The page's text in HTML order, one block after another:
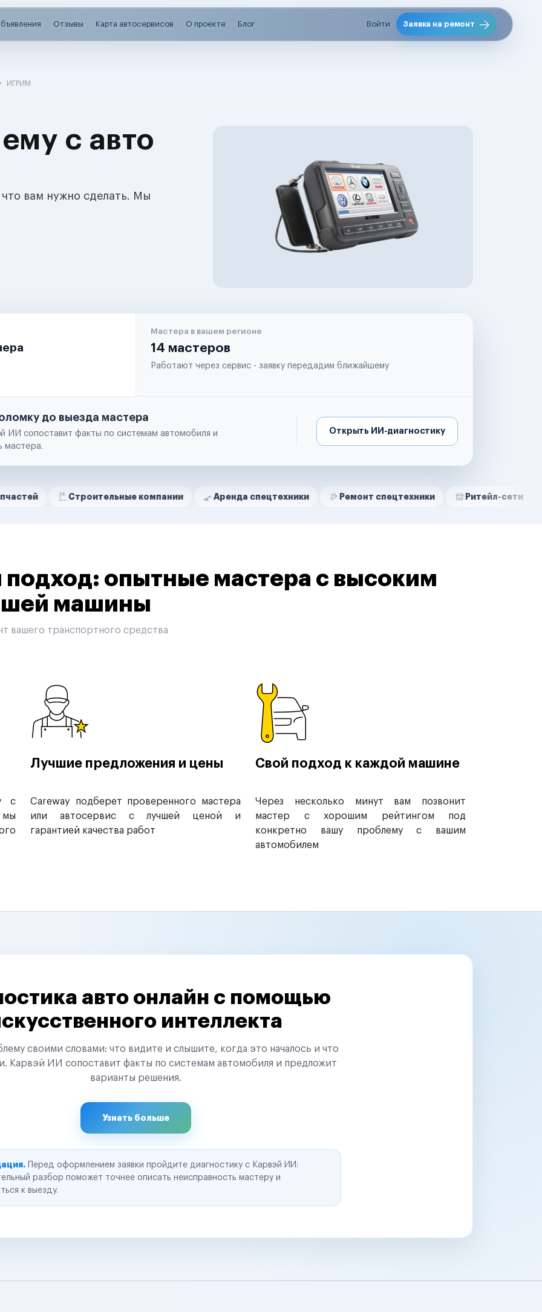
Отзывы Карта автосервисов О проекте Блог Войти Заявка на ремонт
ИГРИМ
с авто
вам нужно сделать. Мы
Мастера в вашем регионе
14 мастеров
Работают через сервис - заявку передадим ближайшему
до выезда мастера
ИИ сопоставит факты по системам автомобиля и
мастера.
Открыть ИИ-диагностику
Строительные компании Аренда спецтехники Ремонт спецтехники Ритейл-сети
опытные мастера с высоким
машины
вашего транспортного средства
с
мы
Лучшие предложения и цены
Careway подберет проверенного мастера
или автосервис с лучшей ценой и
гарантией качества работ
Свой подход к каждой машине
Через несколько минут вам позвонит
мастер с хорошим рейтингом под
конкретно вашу проблему с вашим
автомобилем
авто онлайн с помощью
интеллекта
своими словами: что видите и слышите, когда это началось и что
Карвэй ИИ сопоставит факты по системам автомобиля и предложит
варианты решения.
Узнать больше
Перед оформлением заявки пройдите диагностику с Карвэй ИИ:
разбор поможет точнее описать неисправность мастеру и
к выезду.